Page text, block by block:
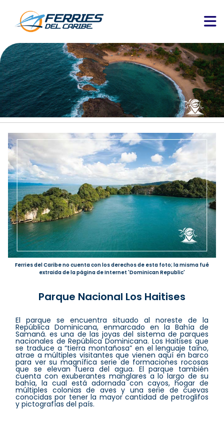
Ferries del Caribe no cuenta con los derechos de esta foto; la misma fué
extraida de la página de Internet 'Dominican Republic'
Parque Nacional Los Haitises
El parque se encuentra situado al noreste de la
República Dominicana, enmarcado en la Bahía de
Samaná. es una de las joyas del sistema de parques
nacionales de República Dominicana. Los Haitises que
se traduce a “tierra montañosa” en el lenguaje taíno,
atrae a múltiples visitantes que vienen aquí en barco
para ver su magnífica serie de formaciones rocosas
que se elevan fuera del agua. El parque también
cuenta con exuberantes manglares a lo largo de su
bahía, la cual está adornada con cayos, hogar de
múltiples colonias de aves y una serie de cuevas
conocidas por tener la mayor cantidad de petroglifos
y pictografías del país.